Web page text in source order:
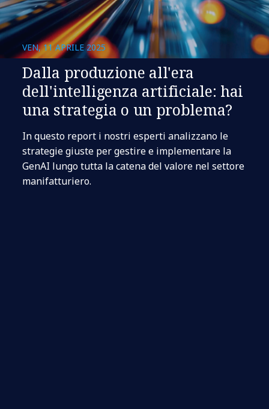
VEN, 11 APRILE 2025
Dalla produzione all'era
dell'intelligenza artificiale: hai
una strategia o un problema?
In questo report i nostri esperti analizzano le
strategie giuste per gestire e implementare la
GenAI lungo tutta la catena del valore nel settore
manifatturiero.